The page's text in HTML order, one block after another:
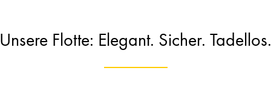
Unsere Flotte: Elegant. Sicher. Tadellos.